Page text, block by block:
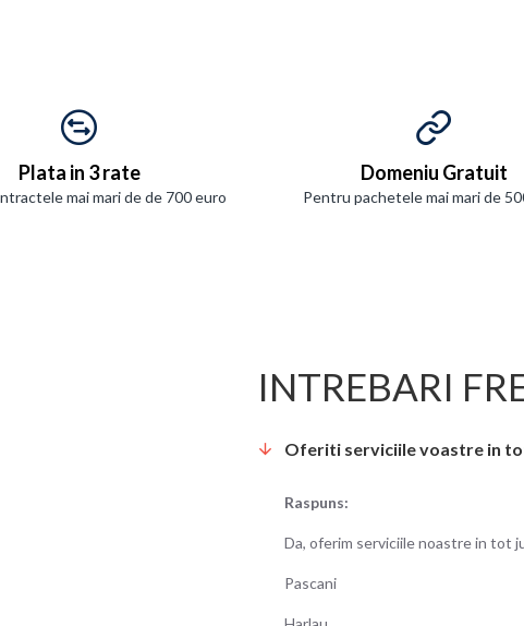
Plata in 3 rate
mai mari de de 700 euro
Domeniu Gratuit
Pentru pachetele mai mari de
INTREBARI
Oferiti serviciile voastre in
Raspuns:
Da, oferim serviciile noastre in tot
Pascani